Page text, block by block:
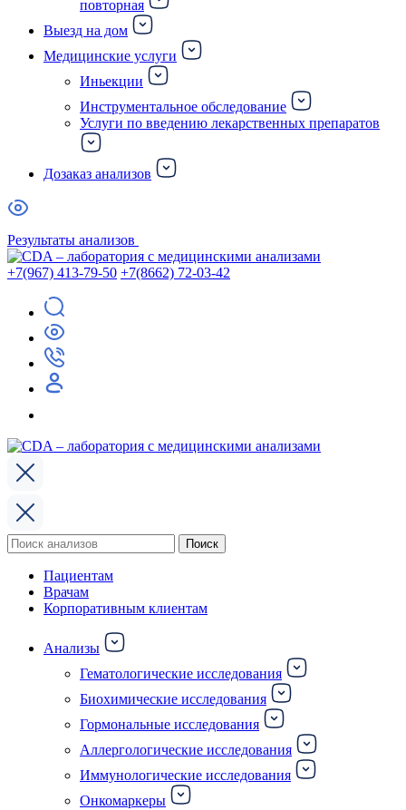
повторная
Выезд на дом
Медицинские услуги
Иньекции
Инструментальное обследование
Услуги по введению лекарственных препаратов
Дозаказ анализов
Результаты анализов
+7(967) 413-79-50 +7(8662) 72-03-42
Поиск
по:
Поиск
Пациентам
Врачам
Корпоративным клиентам
Анализы
Гематологические исследования
Биохимические исследования
Гормональные исследования
Аллергологические исследования
Иммунологические исследования
Онкомаркеры